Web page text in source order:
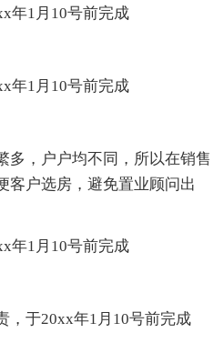
年1月10号前完成
年1月10号前完成
，户户均不同，所以在销售
客户选房，避免置业顾问出
年1月10号前完成
，于20xx年1月10号前完成